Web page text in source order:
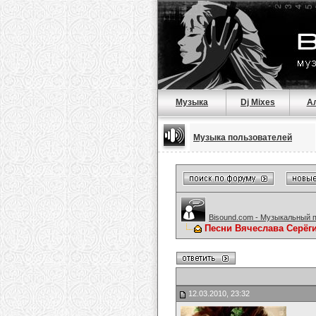
Музыка Dj Mixes
Музыка пользователей
Bisound.com - Музыкальный
Песни Вячеслава
12.03.2010, 23:32